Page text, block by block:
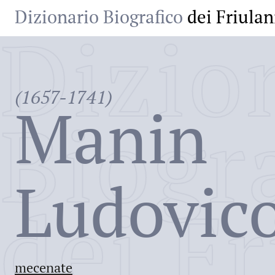
Dizionario Biografico dei
(1657-1741)
Manin
mecenate